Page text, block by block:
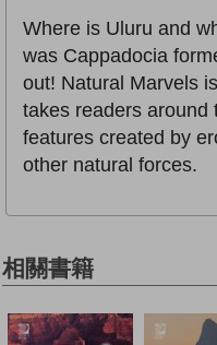
Where is Uluru and
was Cappadocia
out! Natural Marvels
takes readers around
features created by
other natural forces.
相關書籍